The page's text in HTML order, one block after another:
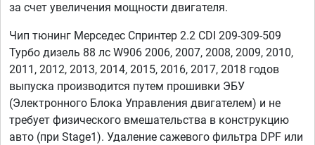
за счет увеличения мощности двигателя.
Чип тюнинг Мерседес Спринтер 2.2 CDI 209-309-509
Турбо дизель 88 лс W906 2006, 2007, 2008, 2009, 2010,
2011, 2012, 2013, 2014, 2015, 2016, 2017, 2018 годов
выпуска производится путем прошивки ЭБУ
(Электронного Блока Управления двигателем) и не
требует физического вмешательства в конструкцию
авто (при Stage1). Удаление сажевого фильтра DPF или